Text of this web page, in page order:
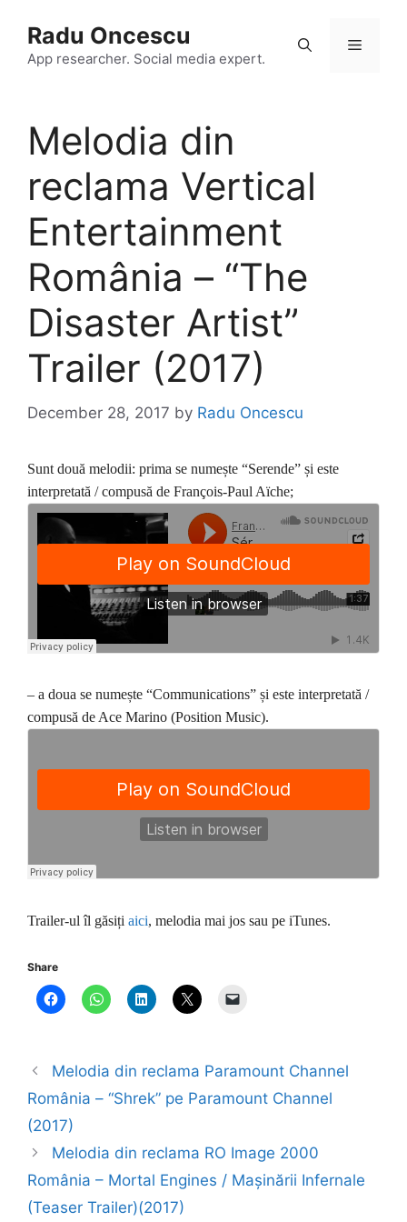
content
Radu Oncescu
App researcher. Social media expert.
Menu
Melodia din
reclama Vertical
Entertainment
România – “The
Disaster Artist”
Trailer (2017)
December 28, 2017 by Radu Oncescu
Sunt două melodii: prima se numește “Serende” și este
interpretată / compusă de François-Paul Aïche;
– a doua se numește “Communications” și este interpretată /
compusă de Ace Marino (Position Music).
Trailer-ul îl găsiți aici, melodia mai jos sau pe iTunes.
Share
Melodia din reclama Paramount Channel
România – “Shrek” pe Paramount Channel
(2017)
Melodia din reclama RO Image 2000
România – Mortal Engines / Mașinării Infernale
(Teaser Trailer)(2017)